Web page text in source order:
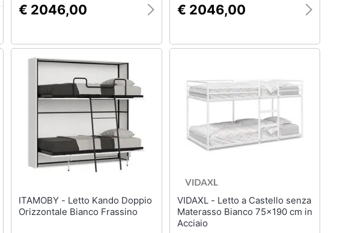
€ 2046,00 € 2046,00
ITAMOBY - Letto Kando Doppio
Orizzontale Bianco Frassino
VIDAXL - Letto a Castello senza
Materasso Bianco 75x190 cm in
Acciaio